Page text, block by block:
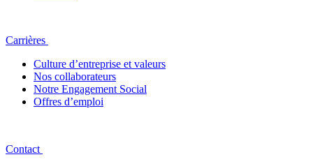
Carrières
Culture d’entreprise et valeurs
Nos collaborateurs
Notre Engagement Social
Offres d’emploi
Contact